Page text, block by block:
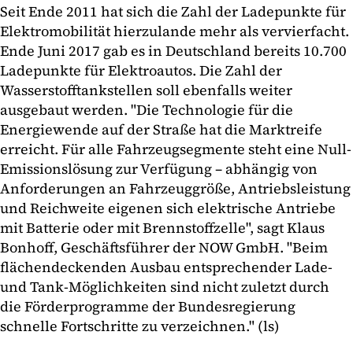
Seit Ende 2011 hat sich die Zahl der Ladepunkte für
Elektromobilität hierzulande mehr als vervierfacht.
Ende Juni 2017 gab es in Deutschland bereits 10.700
Ladepunkte für Elektroautos. Die Zahl der
Wasserstofftankstellen soll ebenfalls weiter
ausgebaut werden. "Die Technologie für die
Energiewende auf der Straße hat die Marktreife
erreicht. Für alle Fahrzeugsegmente steht eine Null-
Emissionslösung zur Verfügung – abhängig von
Anforderungen an Fahrzeuggröße, Antriebsleistung
und Reichweite eigenen sich elektrische Antriebe
mit Batterie oder mit Brennstoffzelle", sagt Klaus
Bonhoff, Geschäftsführer der NOW GmbH. "Beim
flächendeckenden Ausbau entsprechender Lade-
und Tank-Möglichkeiten sind nicht zuletzt durch
die Förderprogramme der Bundesregierung
schnelle Fortschritte zu verzeichnen." (ls)